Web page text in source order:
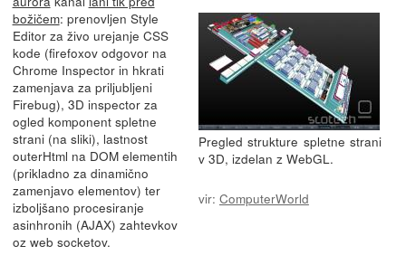
Pregled strukture spletne strani
v 3D, izdelan z WebGL.
vir: ComputerWorld
božičem: prenovljen Style
Editor za živo urejanje CSS
kode (firefoxov odgovor na
Chrome Inspector in hkrati
zamenjava za priljubljeni
Firebug), 3D inspector za
ogled komponent spletne
strani (na sliki), lastnost
outerHtml na DOM elementih
(prikladno za dinamično
zamenjavo elementov) ter
izboljšano procesiranje
asinhronih (AJAX) zahtevkov
oz web socketov.